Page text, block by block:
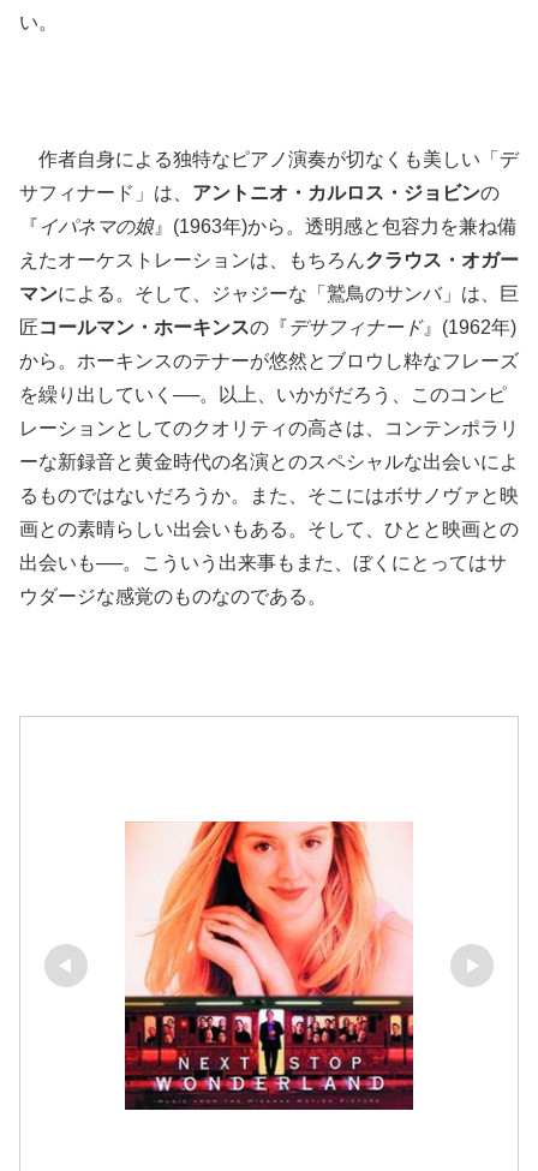
い。
作者自身による独特なピアノ演奏が切なくも美しい「デ
サフィナード」は、 アントニオ・カルロス・ジョビンの
『イパネマの娘』(1963年)から。透明感と包容力を兼ね備
えたオーケストレーションは、もちろんクラウス・オガー
マンによる。そして、ジャジーな「鷲鳥のサンバ」は、巨
匠コールマン・ホーキンスの『デサフィナード』(1962年)
から。ホーキンスのテナーが悠然とブロウし粋なフレーズ
を繰り出していく──。以上、いかがだろう、このコンピ
レーションとしてのクオリティの高さは、コンテンポラリ
ーな新録音と黄金時代の名演とのスペシャルな出会いによ
るものではないだろうか。また、そこにはボサノヴァと映
画との素晴らしい出会いもある。そして、ひとと映画との
出会いも──。こういう出来事もまた、ぼくにとってはサ
ウダージな感覚のものなのである。